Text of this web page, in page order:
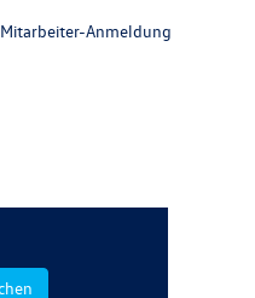
Mitarbeiter-Anmeldung